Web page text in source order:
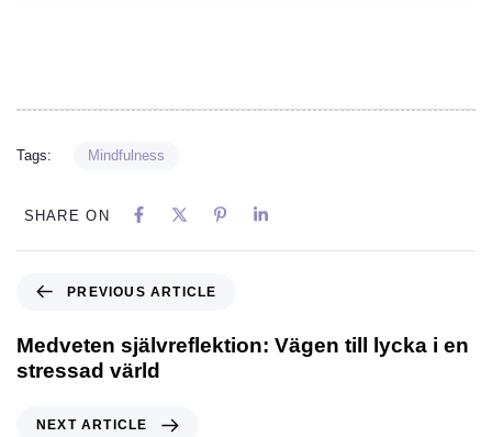
Tags: Mindfulness
SHARE ON
PREVIOUS ARTICLE
Medveten självreflektion: Vägen till lycka i en
stressad värld
NEXT ARTICLE